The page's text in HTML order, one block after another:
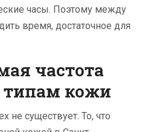
часы. Поэтому между
время, достаточное для
частота
типам кожи
не существует. То, что